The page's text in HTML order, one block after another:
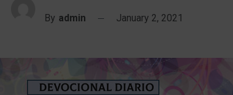
By admin January 2, 2021